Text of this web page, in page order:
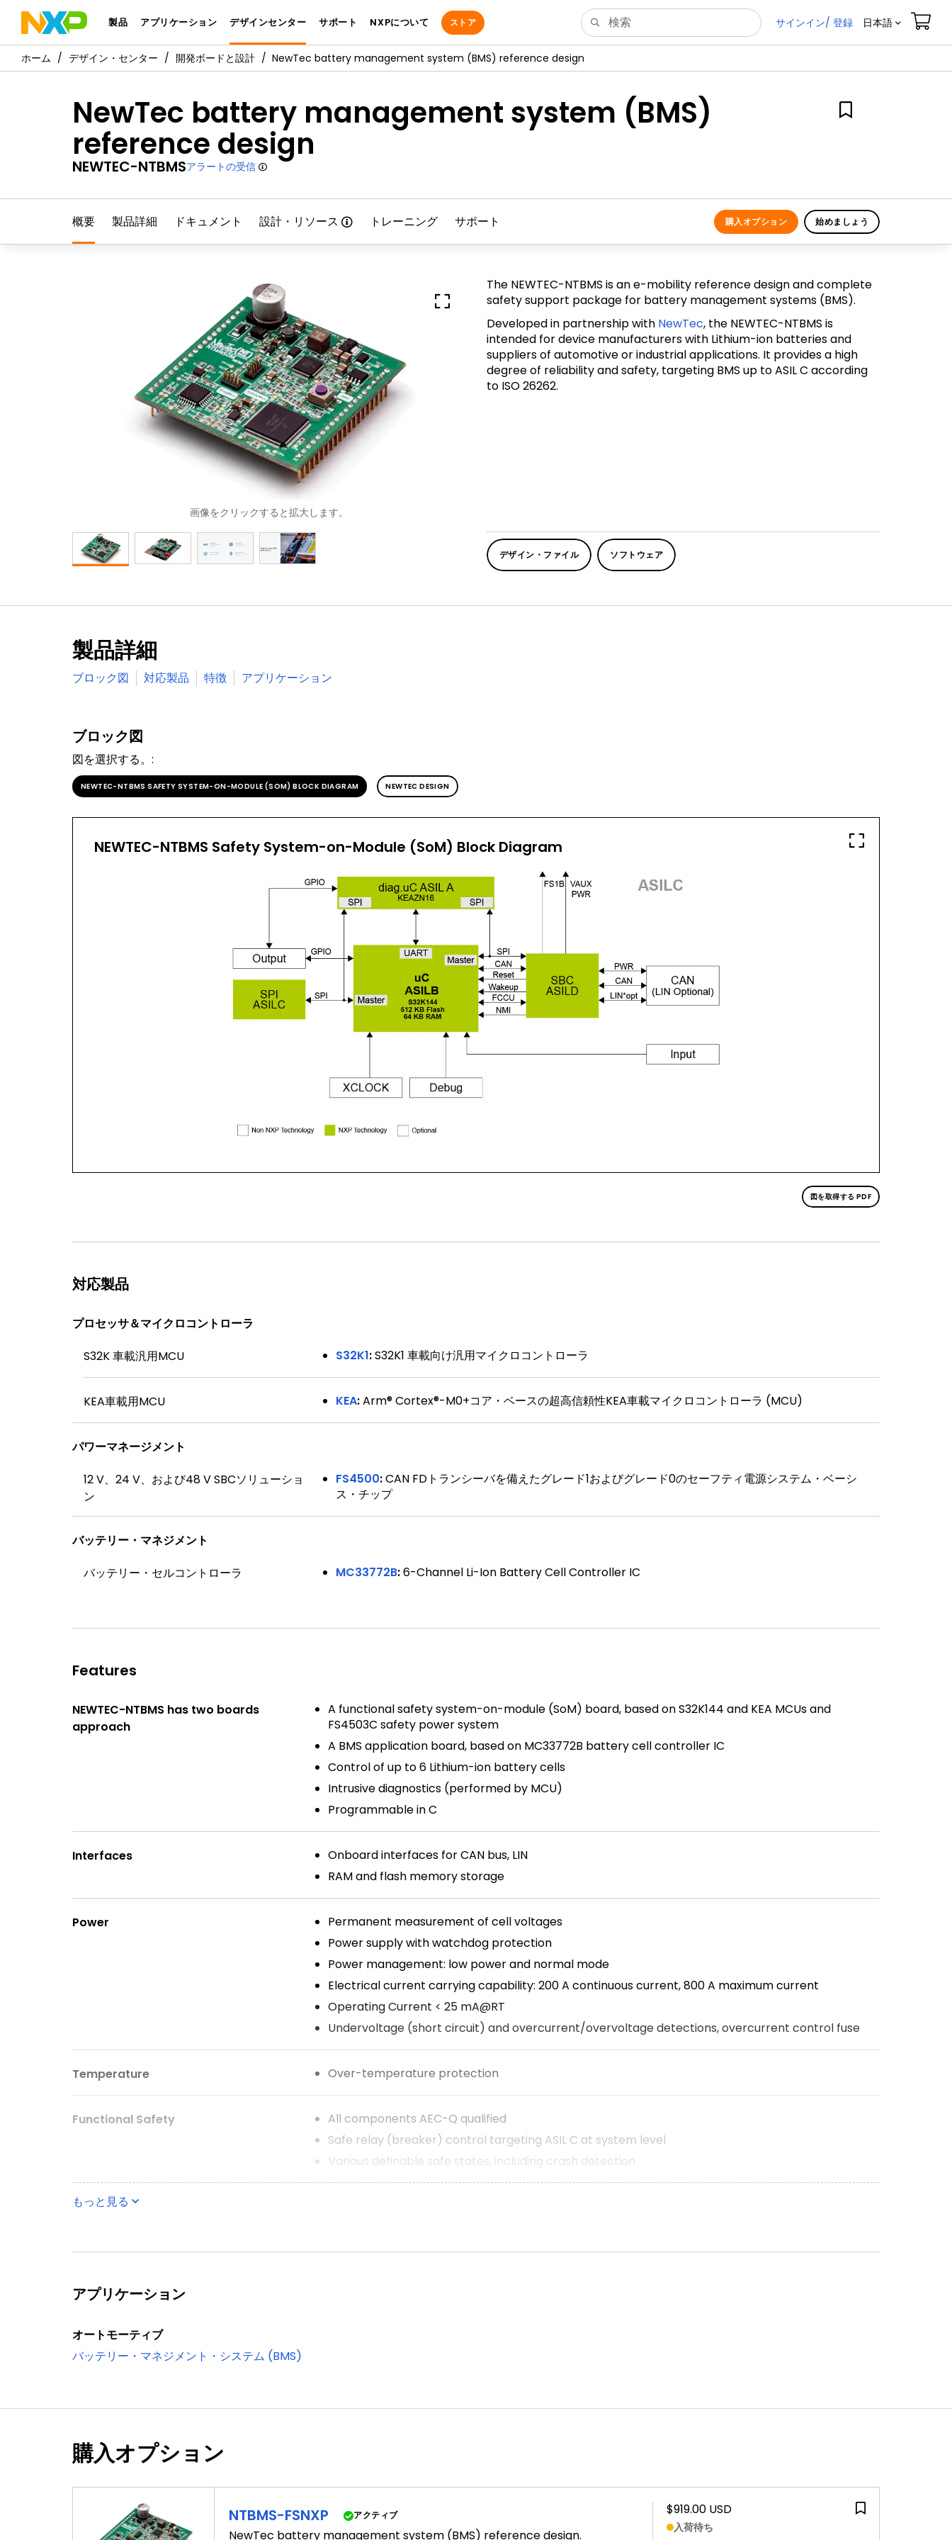
製品 アプリケーション デザインセンター サポート NXPについて ストア サインイン/ 登録 日本語
デザイン・センター 開発ボードと設計 NewTec battery management system (BMS) reference design
NewTec battery management system (BMS)
reference design
NEWTEC-NTBMSアラートの受信
概要 製品詳細 ドキュメント 設計・リソース トレーニング サポート 購入オプション 始めましょう
画像をクリックすると拡大します。
The NEWTEC-NTBMS is an e-mobility reference design and complete
safety support package for battery management systems (BMS).
Developed in partnership with NewTec, the NEWTEC-NTBMS is
intended for device manufacturers with Lithium-ion batteries and
suppliers of automotive or industrial applications. It provides a high
degree of reliability and safety, targeting BMS up to ASIL C according
to ISO 26262.
デザイン・ファイル ソフトウェア
製品詳細
ブロック図 対応製品 特徴 アプリケーション
ブロック図
図を選択する。:
NEWTEC-NTBMS SAFETY SYSTEM-ON-MODULE (SOM) BLOCK DIAGRAM NEWTEC DESIGN
NEWTEC-NTBMS Safety System-on-Module (SoM) Block Diagram
図を取得する PDF
対応製品
プロセッサ＆マイクロコントローラ
S32K 車載汎用MCU
S32K1:S32K1 車載向け汎用マイクロコントローラ
KEA車載用MCU KEA:Arm® Cortex®-M0+コア・ベースの超高信頼性KEA車載マイクロコントローラ (MCU)
パワーマネージメント
12 V、24 V、および48 V SBCソリューショ
ン
FS4500:CAN FDトランシーバを備えたグレード1およびグレード0のセーフティ電源システム・ベーシ
ス・チップ
バッテリー・マネジメント
バッテリー・セルコントローラ
MC33772B:6-Channel Li-Ion Battery Cell Controller IC
Features
NEWTEC-NTBMS has two boards
approach
A functional safety system-on-module (SoM) board, based on S32K144 and KEA MCUs and
FS4503C safety power system
A BMS application board, based on MC33772B battery cell controller IC
Control of up to 6 Lithium-ion battery cells
Intrusive diagnostics (performed by MCU)
Programmable in C
Interfaces
Onboard interfaces for CAN bus, LIN
RAM and flash memory storage
Power
Permanent measurement of cell voltages
Power supply with watchdog protection
Power management: low power and normal mode
Electrical current carrying capability: 200 A continuous current, 800 A maximum current
Operating Current < 25 mA@RT
Undervoltage (short circuit) and overcurrent/overvoltage detections, overcurrent control fuse
Temperature Over-temperature protection
Functional Safety
All components AEC-Q qualified
Safe relay (breaker) control targeting ASIL C at system level
Various definable safe states, including crash detection
Unintended relay close and unintended relay open
もっと見る
アプリケーション
オートモーティブ
バッテリー・マネジメント・システム (BMS)
購入オプション
NTBMS-FSNXP アクティブ
NewTec battery management system (BMS) reference design.
$919.00 USD
入荷待ち